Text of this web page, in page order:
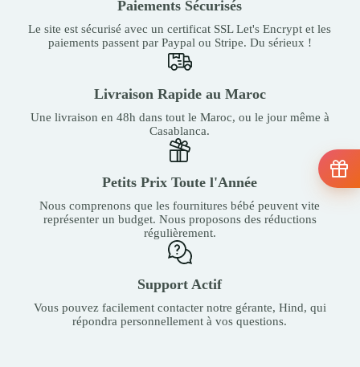
Paiements Sécurisés
Le site est sécurisé avec un certificat SSL Let's Encrypt et les
paiements passent par Paypal ou Stripe. Du sérieux !
Livraison Rapide au Maroc
Une livraison en 48h dans tout le Maroc, ou le jour même à
Casablanca.
Petits Prix Toute l'Année
Nous comprenons que les fournitures bébé peuvent vite
représenter un budget. Nous proposons des réductions
régulièrement.
Support Actif
Vous pouvez facilement contacter notre gérante, Hind, qui
répondra personnellement à vos questions.